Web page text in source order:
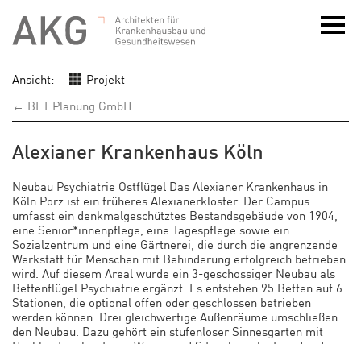
Ansicht:
Projekt
← BFT Planung GmbH
Alexianer Krankenhaus Köln
Neubau Psychiatrie Ostflügel Das Alexianer Krankenhaus in
Köln Porz ist ein früheres Alexianerkloster. Der Campus
umfasst ein denkmalgeschütztes Bestandsgebäude von 1904,
eine Senior*innenpflege, eine Tagespflege sowie ein
Sozialzentrum und eine Gärtnerei, die durch die angrenzende
Werkstatt für Menschen mit Behinderung erfolgreich betrieben
wird. Auf diesem Areal wurde ein 3-geschossiger Neubau als
Bettenflügel Psychiatrie ergänzt. Es entstehen 95 Betten auf 6
Stationen, die optional offen oder geschlossen betrieben
werden können. Drei gleichwertige Außenräume umschließen
den Neubau. Dazu gehört ein stufenloser Sinnesgarten mit